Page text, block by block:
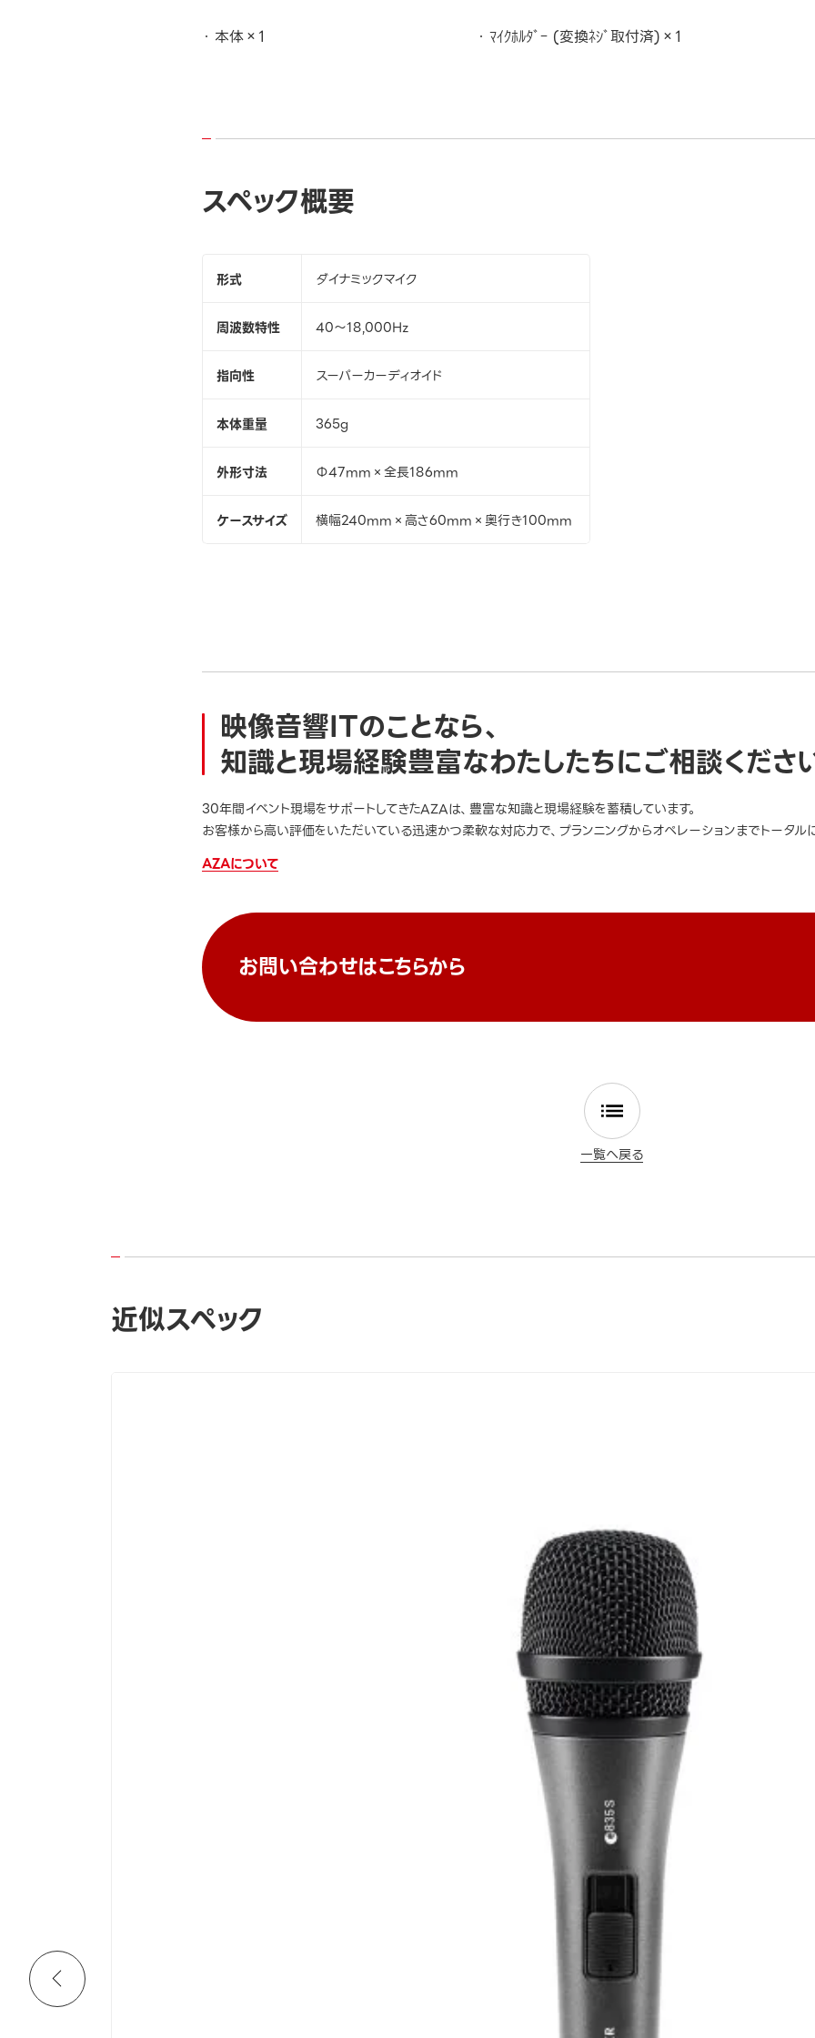
本体×1 ﾏｲｸﾎﾙﾀﾞｰ (変換ﾈｼﾞ取付済)×1
スペック概要
形式 ダイナミックマイク
周波数特性 40～18,000Hz
指向性 スーパーカーディオイド
本体重量 365g
外形寸法 Φ47mm×全長186mm
ケースサイズ 横幅240mm×高さ60mm×奥行き100mm
映像音響ITのことなら、
知識と現場経験豊富なわたしたちにご相談くださ
30年間イベント現場をサポートしてきたAZAは、豊富な知識と現場経験を蓄積しています。
お客様から高い評価をいただいている迅速かつ柔軟な対応力で、プランニングからオペレーションまでトータル
AZAについて
お問い合わせはこちらから
一覧へ戻る
近似スペック